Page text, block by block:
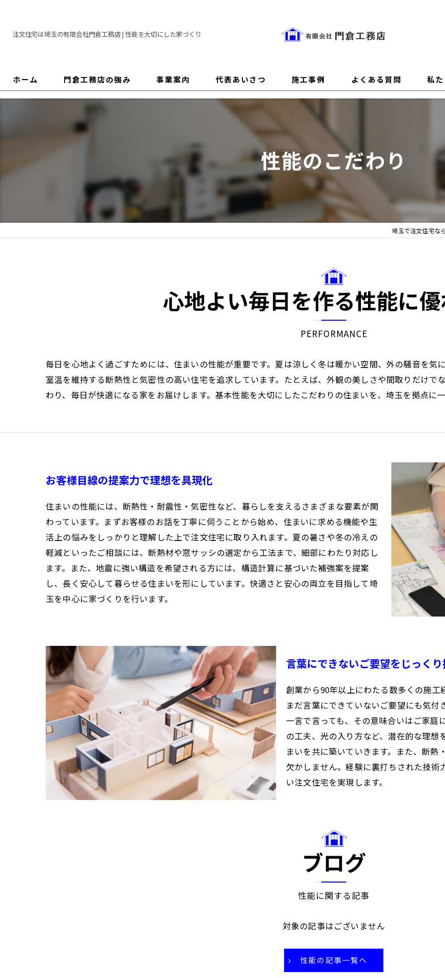
注文住宅は埼玉の有限会社門倉工務店 | 性能を大切にした家づくり
ホーム 門倉工務店の強み 事業案内 代表あいさつ 施工事例 よくある質問 私
デザ
新築
リフ
性能のこだわり
埼玉で注文住宅な
心地よい毎日を作る性能に
PERFORMANCE
毎日を心地よく過ごすためには、住まいの性能が重要です。夏は涼しく冬は暖かい空間、外の騒音を気
室温を維持する断熱性と気密性の高い住宅を追求しています。たとえば、外観の美しさや間取りだけで
わり、毎日が快適になる家をお届けします。基本性能を大切にしたこだわりの住まいを、埼玉を拠点に
お客様目線の提案力で理想を具現化
住まいの性能には、断熱性・耐震性・気密性など、暮らしを支えるさまざまな要素が関
わっています。まずお客様のお話を丁寧に伺うことから始め、住まいに求める機能や生
活上の悩みをしっかりと理解した上で注文住宅に取り入れます。夏の暑さや冬の冷えの
軽減といったご相談には、断熱材や窓サッシの選定から工法まで、細部にわたり対応し
ます。また、地震に強い構造を希望される方には、構造計算に基づいた補強案を提案
し、長く安心して暮らせる住まいを形にしています。快適さと安心の両立を目指して埼
玉を中心に家づくりを行います。
言葉にできないご要望をじっく
創業から90年以上にわたる数多くの施
まだ言葉にできていないご要望にも気
一言で言っても、その意味合いはご家庭
の工夫、光の入り方など、潜在的な理
まいを共に築いていきます。また、断
欠かしません。経験に裏打ちされた技
い注文住宅を実現します。
ブログ
性能に関する記事
対象の記事はございません
性能の記事一覧へ